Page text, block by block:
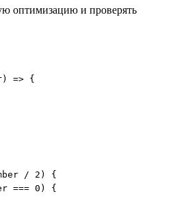
оптимизацию и проверять
=> {
/ 2) {
=== 0) {